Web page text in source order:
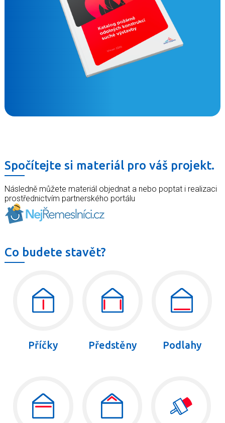
Spočítejte si materiál pro váš projekt.
Následně můžete materiál objednat a nebo poptat i realizaci
prostřednictvím partnerského portálu
Co budete stavět?
Příčky Předstěny Podlahy